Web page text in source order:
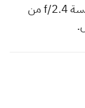
- العدسة 2 ميجا بكسل بفتحة عدسة f/2.4 من